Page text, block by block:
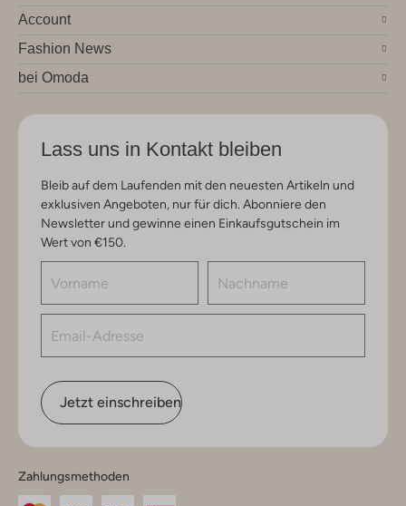
Account
Fashion News
bei Omoda
Lass uns in Kontakt bleiben
Bleib auf dem Laufenden mit den neuesten Artikeln und
exklusiven Angeboten, nur für dich. Abonniere den
Newsletter und gewinne einen Einkaufsgutschein im
Wert von €150.
Jetzt einschreiben
Zahlungsmethoden